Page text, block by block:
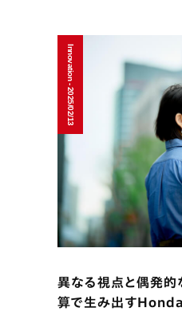
Innovation - 2025/02/13
異なる視点と偶発的
算で生み出す